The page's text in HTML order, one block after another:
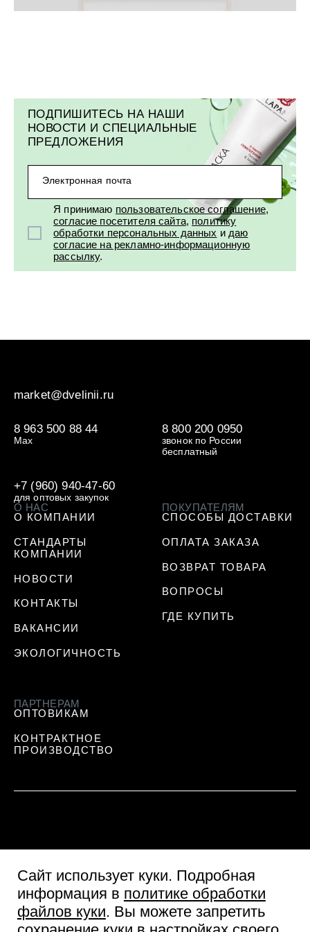
Подарочный набор для волос
Крем для
кожи ClioDerm
ALTAI BIO PREMIUM Зубная
ПОДПИШИТЕСЬ НА НАШИ
НОВОСТИ И СПЕЦИАЛЬНЫЕ
ПРЕДЛОЖЕНИЯ
Электронная почта
Я принимаю пользовательское соглашение,
согласие посетителя сайта, политику
обработки персональных данных и даю
согласие на рекламно-информационную
рассылку.
market@dvelinii.ru
8 800 200 0950
звонок по России
бесплатный
8 963 500 88 44
Max
+7 (960) 940-47-60
для оптовых закупок
О НАС
О КОМПАНИИ
СТАНДАРТЫ
КОМПАНИИ
НОВОСТИ
КОНТАКТЫ
ВАКАНСИИ
ЭКОЛОГИЧНОСТЬ
ПОКУПАТЕЛЯМ
СПОСОБЫ ДОСТАВКИ
ОПЛАТА ЗАКАЗА
ВОЗВРАТ ТОВАРА
ВОПРОСЫ
ГДЕ КУПИТЬ
ПАРТНЕРАМ
ОПТОВИКАМ
КОНТРАКТНОЕ
ПРОИЗВОДСТВО
Сайт использует куки. Подробная
информация в политике обработки
файлов куки. Вы можете запретить